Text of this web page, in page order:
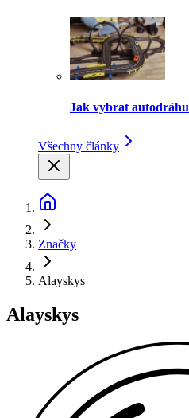
Jak vybrat autodráhu
Všechny články
Značky
Alayskys
Alayskys